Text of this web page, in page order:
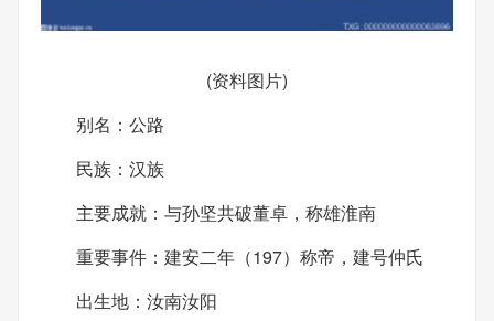
(资料图片)
别名：公路
民族：汉族
主要成就：与孙坚共破董卓，称雄淮南
重要事件：建安二年（197）称帝，建号仲氏
出生地：汝南汝阳